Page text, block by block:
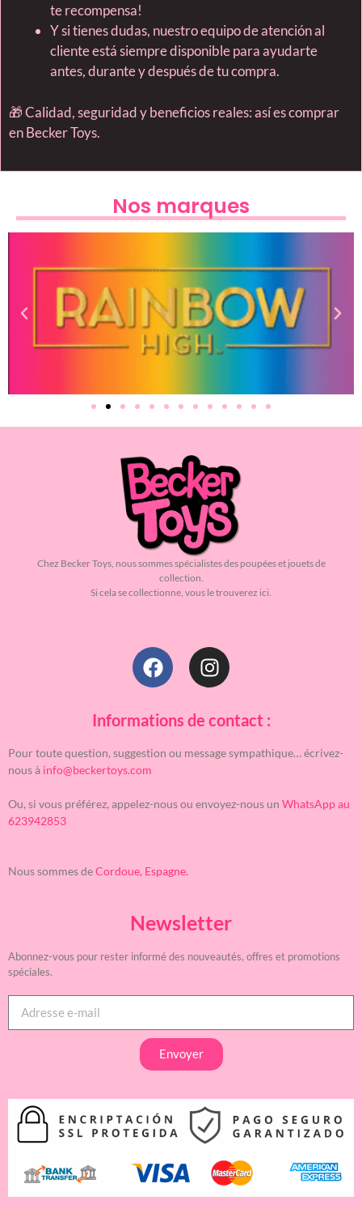
te recompensa!
Y si tienes dudas, nuestro equipo de atención al
cliente está siempre disponible para ayudarte
antes, durante y después de tu compra.
🎁 Calidad, seguridad y beneficios reales: así es comprar
en Becker Toys.
Nos marques
Chez Becker Toys, nous sommes spécialistes des poupées et jouets de
collection.
Si cela se collectionne, vous le trouverez ici.
Informations de contact :
Pour toute question, suggestion ou message sympathique… écrivez-
nous à info@beckertoys.com
Ou, si vous préférez, appelez-nous ou envoyez-nous un WhatsApp au
623942853
Nous sommes deCordoue, Espagne.
Newsletter
Abonnez-vous pour rester informé des nouveautés, offres et promotions
spéciales.
Envoyer